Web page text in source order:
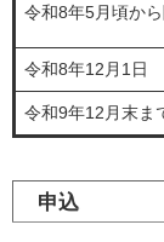
令和8年5月頃か
令和8年12月1日
令和9年12月末ま
申込